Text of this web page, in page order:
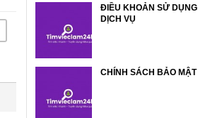
ĐIỀU KHOẢN SỬ DỤNG
DỊCH VỤ
CHÍNH SÁCH BẢO MẬT